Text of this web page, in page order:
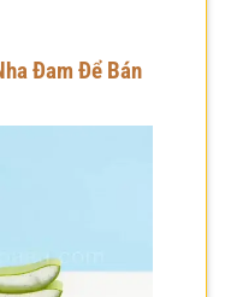
Đam Để Bán